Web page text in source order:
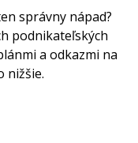
správny nápad?
podnikateľských
a odkazmi na
nižšie.